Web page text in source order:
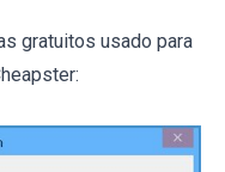
gratuitos usado para